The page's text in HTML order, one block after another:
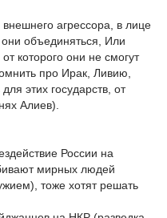
агрессора, в лице
объединяться, Или
которого они не смогут
про Ирак, Ливию,
этих государств, от
Алиев).
России на
мирных людей
тоже хотят решать